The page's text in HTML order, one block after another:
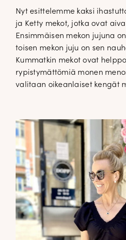
Nyt esittelemme kaksi
ja Ketty mekot, jotka ovat
Ensimmäisen mekon jujuna
toisen mekon juju on sen
Kummatkin mekot ovat
rypistymättömiä monen
valitaan oikeanlaiset kengät